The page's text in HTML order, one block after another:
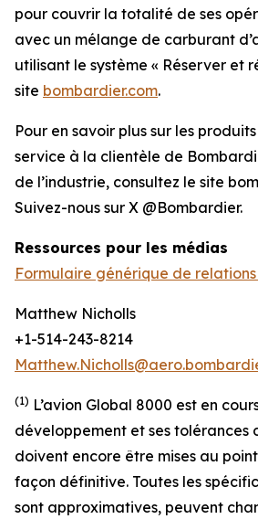
pour couvrir la totalité de ses
avec un mélange de carburant
utilisant le système « Réserver et
site bombardier.com.
Pour en savoir plus sur les
service à la clientèle de
de l’industrie, consultez le site
Suivez-nous sur X @Bombardier.
Ressources pour les médias
Formulaire générique de
Matthew Nicholls
+1-514-243-8214
(1) L’avion Global 8000 est en
développement et ses tolérances
doivent encore être mises au
façon définitive. Toutes les
sont approximatives, peuvent